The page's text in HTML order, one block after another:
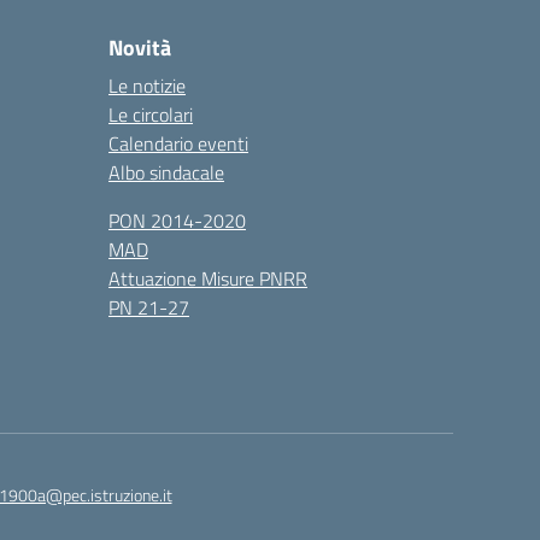
Novità
Le notizie
Le circolari
Calendario eventi
Albo sindacale
PON 2014-2020
MAD
Attuazione Misure PNRR
PN 21-27